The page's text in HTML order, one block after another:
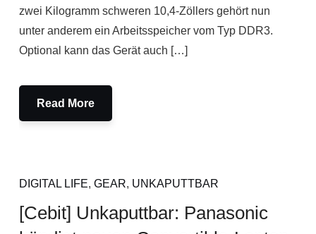
zwei Kilogramm schweren 10,4-Zöllers gehört nun
unter anderem ein Arbeitsspeicher vom Typ DDR3.
Optional kann das Gerät auch […]
Read More
DIGITAL LIFE, GEAR, UNKAPUTTBAR
[Cebit] Unkaputtbar: Panasonic